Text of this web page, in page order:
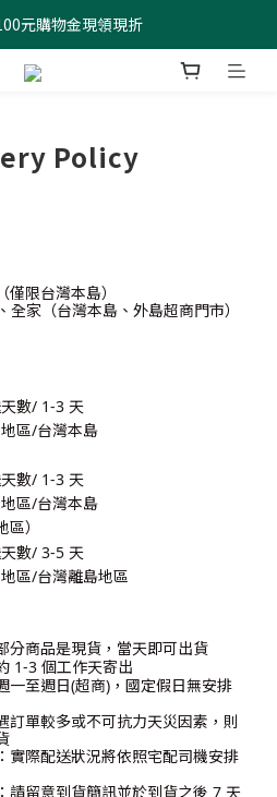
元起 宅配免運
元購物金現領現折
元起 宅配免運
Policy
僅限台灣本島）
全家（台灣本島、外島超商門市）
數/ 1-3 天
區/台灣本島
數/ 1-3 天
區/台灣本島
）
數/ 3-5 天
區/台灣離島地區
分商品是現貨，當天即可出貨
1-3 個工作天寄出
一至週日(超商)，國定假日無安排
訂單較多或不可抗力天災因素，則
實際配送狀況將依照宅配司機安排
請留意到貨簡訊並於到貨之後 7 天